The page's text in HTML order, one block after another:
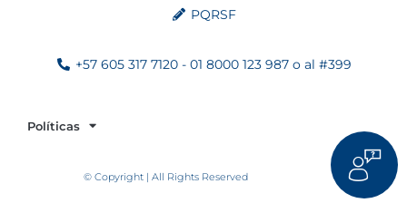
PQRSF
+57 605 317 7120 - 01 8000 123 987 o al #399
Políticas
© Copyright | All Rights Reserved